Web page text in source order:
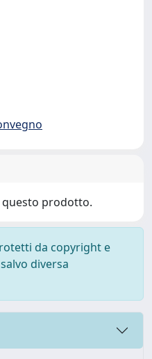
questo prodotto.
da copyright e
diversa